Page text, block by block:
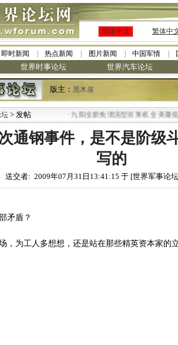
简体中文 繁体中
即时新闻 热点新闻 图片新闻 中国军情
世界时事论坛 世界汽车论坛
版主： 黑木崖
> 发帖 九阳全新免清洗型豆浆机 全美最低
通钢事件，是不是阶级
写的
送交者: 2009年07月31日13:41:15 于 [世界军事论
矛盾？
，为工人多想想，还是站在那些精英资本家的